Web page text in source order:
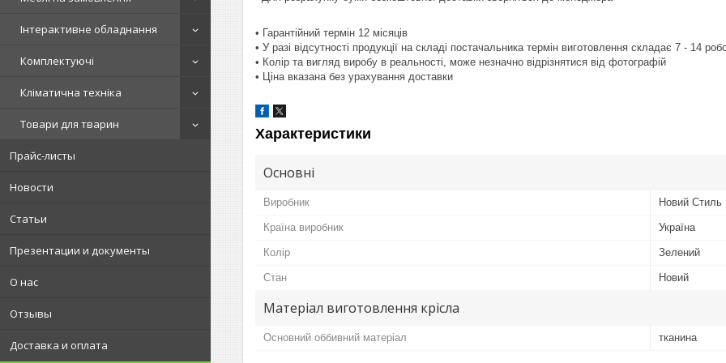
Інтерактивне обладнання
Комплектуючі
Кліматична техніка
Товари для тварин
Прайс-листы
Новости
Статьи
Презентации и документы
О нас
Отзывы
Доставка и оплата
• Гарантійний термін 12 місяців
• У разі відсутності продукції на складі постачальника термін виготовлення складає 7 - 14
• Колір та вигляд виробу в реальності, може незначно відрізнятися від фотографій
• Ціна вказана без урахування доставки
Характеристики
Основні
Виробник Новий Стиль
Країна виробник Україна
Колір Зелений
Стан Новий
Матеріал виготовлення крісла
Основний оббивний матеріал тканина